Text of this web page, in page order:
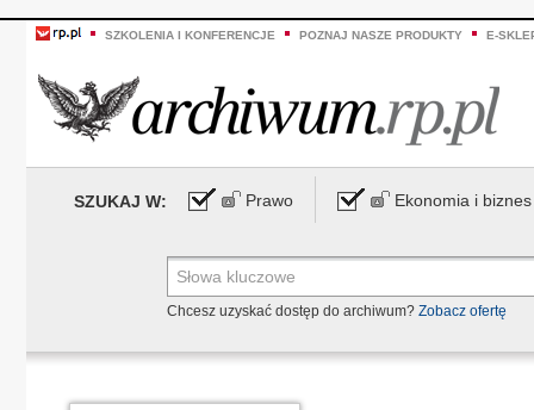
SZKOLENIA I KONFERENCJE POZNAJ NASZE PRODUKTY E-
SZUKAJ W: Prawo Ekonomia i biznes
Chcesz uzyskać dostęp do archiwum? Zobacz ofertę